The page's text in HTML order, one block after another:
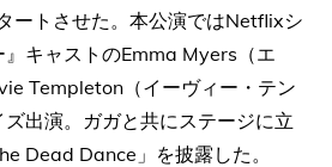
ートさせた。本公演ではNetflixシ
』キャストのEmma Myers（エ
Templeton（イーヴィー・テン
出演。ガガと共にステージに立
Dead Dance」を披露した。